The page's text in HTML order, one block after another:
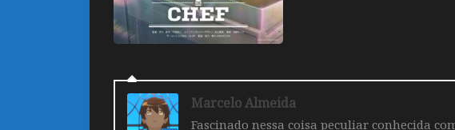
Marcelo Almeida
Fascinado nessa coisa peculiar conhecida